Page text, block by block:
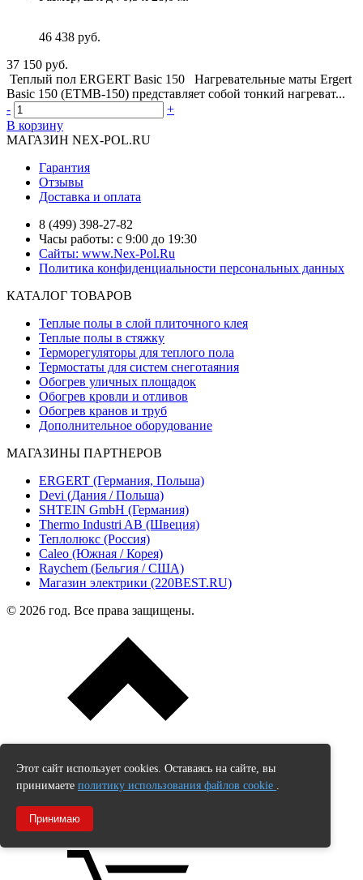
46 438 руб.
37 150 руб.
Теплый пол ERGERT Basic 150 Нагревательные маты Ergert
Basic 150 (ETMB-150) представляет собой тонкий нагреват...
-
+
В корзину
МАГАЗИН NEX-POL.RU
Гарантия
Отзывы
Доставка и оплата
8 (499) 398-27-82
Часы работы: с 9:00 до 19:30
Сайты: www.Nex-Pol.Ru
Политика конфиденциальности персональных данных
КАТАЛОГ ТОВАРОВ
Теплые полы в слой плиточного клея
Теплые полы в стяжку
Терморегуляторы для теплого пола
Термостаты для систем снеготаяния
Обогрев уличных площадок
Обогрев кровли и отливов
Обогрев кранов и труб
Дополнительное оборудование
МАГАЗИНЫ ПАРТНЕРОВ
ERGERT (Германия, Польша)
Devi (Дания / Польша)
SHTEIN GmbH (Германия)
Thermo Industri AB (Швеция)
Теплолюкс (Россия)
Caleo (Южная / Корея)
Raychem (Бельгия / США)
Магазин электрики (220BEST.RU)
© 2026 год. Все права защищены.
стоимость товаров уточняйте у менеджеров по телефону.
Корзина товаров
Всего:
Продолжить покупки
Этот сайт использует cookies. Оставаясь на сайте, вы
принимаете политику использования файлов cookie .
Принимаю